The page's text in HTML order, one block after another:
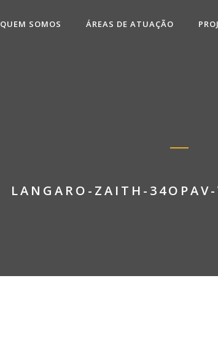
QUEM SOMOS ÁREAS DE ATUAÇÃO
LANGARO-ZAITH-